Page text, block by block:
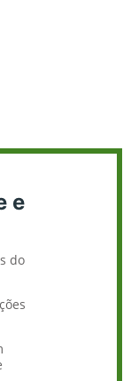
e
do